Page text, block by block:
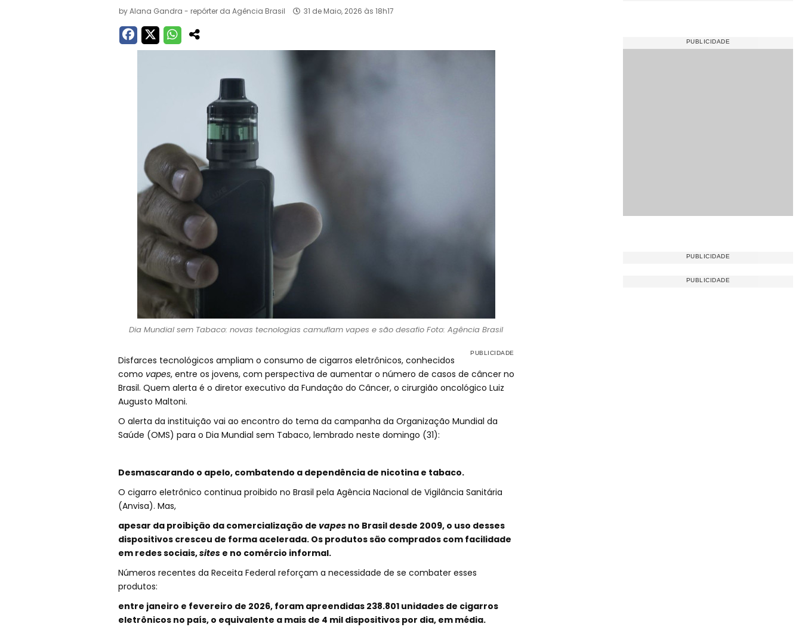
byAlana Gandra - repórter da Agência Brasil 31 de Maio, 2026 às 18h17
Dia Mundial sem Tabaco: novas tecnologias camuflam vapes e são desafio Foto: Agência Brasil
Disfarces tecnológicos ampliam o consumo de cigarros eletrônicos, conhecidos
como vapes, entre os jovens, com perspectiva de aumentar o número de casos de câncer no
Brasil. Quem alerta é o diretor executivo da Fundação do Câncer, o cirurgião oncológico Luiz
Augusto Maltoni.
O alerta da instituição vai ao encontro do tema da campanha da Organização Mundial da
Saúde (OMS) para o Dia Mundial sem Tabaco, lembrado neste domingo (31):
Desmascarando o apelo, combatendo a dependência de nicotina e tabaco.
O cigarro eletrônico continua proibido no Brasil pela Agência Nacional de Vigilância Sanitária
(Anvisa). Mas,
apesar da proibição da comercialização de vapesno Brasil desde 2009, o uso desses
dispositivos cresceu de forma acelerada. Os produtos são comprados com facilidade
em redes sociais,sitese no comércio informal.
Números recentes da Receita Federal reforçam a necessidade de se combater esses
produtos:
entre janeiro e fevereiro de 2026, foram apreendidas 238.801 unidades de cigarros
eletrônicos no país, o equivalente a mais de 4 mil dispositivos por dia, em média.